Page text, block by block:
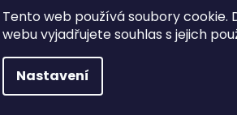
Tento web používá soubory
webu vyjadřujete souhlas s jejich
Nastavení